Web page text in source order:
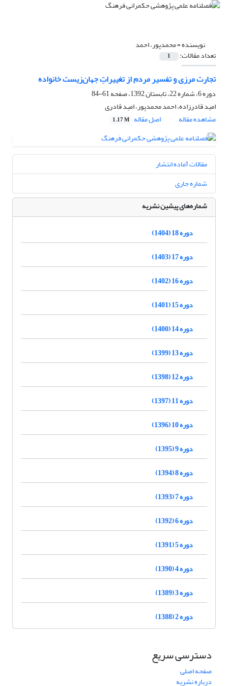
نویسنده =محمدپور، احمد
تعداد مقالات: 1
تجارت مرزی و تفسیر مردم از تغییراتِ جهان‌زیست خانواده
دوره 6، شماره 22، تابستان 1392، صفحه
61-84
امید قادرزاده، احمد محمدپور، امید قادری
مشاهده مقاله
اصل مقاله 1.17 M
مقالات آماده انتشار
شماره جاری
شماره‌های پیشین نشریه
دوره 18 (1404)
دوره 17 (1403)
دوره 16 (1402)
دوره 15 (1401)
دوره 14 (1400)
دوره 13 (1399)
دوره 12 (1398)
دوره 11 (1397)
دوره 10 (1396)
دوره 9 (1395)
دوره 8 (1394)
دوره 7 (1393)
دوره 6 (1392)
دوره 5 (1391)
دوره 4 (1390)
دوره 3 (1389)
دوره 2 (1388)
دسترسی سریع
صفحه اصلی
درباره نشریه